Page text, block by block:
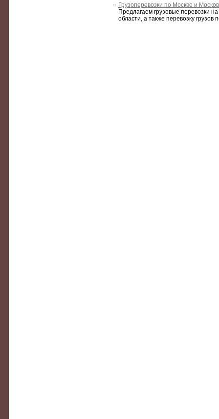
Грузоперевозки по Москве и
Предлагаем грузовые перевозки
области, а также перевозку грузов